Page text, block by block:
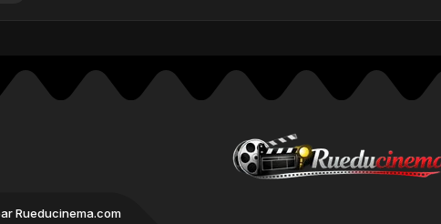
Rueducinema.com